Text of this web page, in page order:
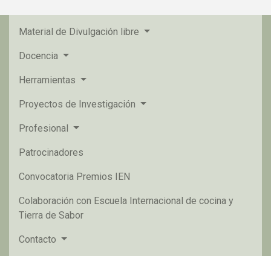
Material de Divulgación libre
Docencia
Herramientas
Proyectos de Investigación
Profesional
Patrocinadores
Convocatoria Premios IEN
Colaboración con Escuela Internacional de cocina y
Tierra de Sabor
Contacto